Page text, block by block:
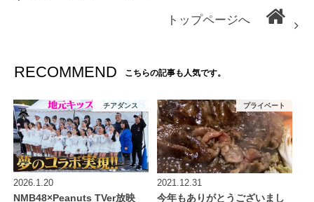
トップページへ
RECOMMEND こちらの記事も人気です。
チアダンス
2026.1.20
NMB48×Peanuts TVer放映
プライベート
2021.12.31
今年もありがとうございまし